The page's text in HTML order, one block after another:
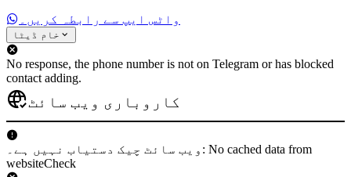
واٹس ایپ سے رابطہ کریں۔
خام ڈیٹا
No response, the phone number is not on Telegram or has blocked
contact adding.
کاروباری ویب سائٹ
ویب سائٹ چیک دستیاب نہیں ہے۔: No cached data from
websiteCheck